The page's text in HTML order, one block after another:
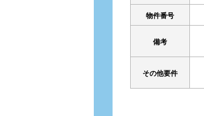
物件番号
備考
その他要件